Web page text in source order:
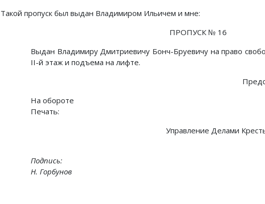
Такой пропуск был выдан Владимиром Ильичем и мне:
ПРОПУСК № 16
Выдан Владимиру Дмитриевичу Бонч-Бруевичу на право
II-й этаж и подъема на лифте.
На обороте
Печать:
Управление Делами
Подпись:
Н. Горбунов